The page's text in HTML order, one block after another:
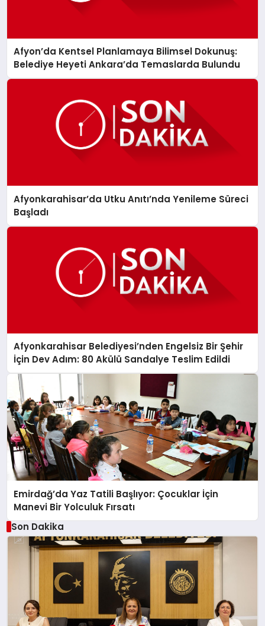
Afyon’da Kentsel Planlamaya Bilimsel Dokunuş:
Belediye Heyeti Ankara’da Temaslarda Bulundu
Afyonkarahisar’da Utku Anıtı’nda Yenileme Süreci
Başladı
Afyonkarahisar Belediyesi’nden Engelsiz Bir Şehir
İçin Dev Adım: 80 Akülü Sandalye Teslim Edildi
Emirdağ’da Yaz Tatili Başlıyor: Çocuklar İçin
Manevi Bir Yolculuk Fırsatı
Son Dakika